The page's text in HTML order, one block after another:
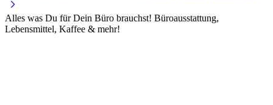
Alles was Du für Dein Büro brauchst! Büroausstattung,
Lebensmittel, Kaffee & mehr!